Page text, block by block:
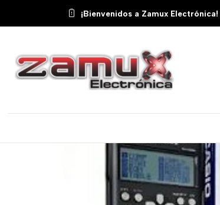
¡Bienvenidos a Zamux Electrónica!